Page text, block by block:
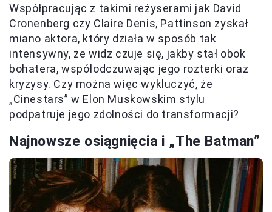
Współpracując z takimi reżyserami jak David
Cronenberg czy Claire Denis, Pattinson zyskał
miano aktora, który działa w sposób tak
intensywny, że widz czuje się, jakby stał obok
bohatera, współodczuwając jego rozterki oraz
kryzysy. Czy można więc wykluczyć, że
„Cinestars” w Elon Muskowskim stylu
podpatruje jego zdolności do transformacji?
Najnowsze osiągnięcia i „The Batman”